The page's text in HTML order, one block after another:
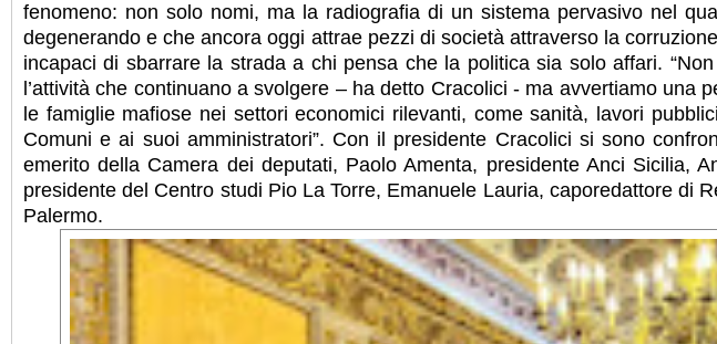
fenomeno: non solo nomi, ma la radiografia di un sistema pervasivo nel
degenerando e che ancora oggi attrae pezzi di società attraverso la
incapaci di sbarrare la strada a chi pensa che la politica sia solo affari.
l’attività che continuano a svolgere – ha detto Cracolici - ma avvertiamo
le famiglie mafiose nei settori economici rilevanti, come sanità, lavori
Comuni e ai suoi amministratori”. Con il presidente Cracolici si sono
emerito della Camera dei deputati, Paolo Amenta, presidente Anci Sicilia,
presidente del Centro studi Pio La Torre, Emanuele Lauria, caporedattore di
Palermo.